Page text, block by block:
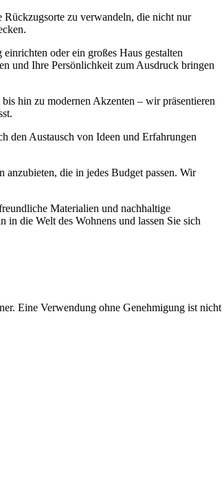
zu verwandeln, die nicht nur
oder ein großes Haus gestalten
und Ihre Persönlichkeit zum Ausdruck bringen
hin zu modernen Akzenten – wir präsentieren
den Austausch von Ideen und Erfahrungen
anzubieten, die in jedes Budget passen. Wir
Materialien und nachhaltige
in die Welt des Wohnens und lassen Sie sich
Eine Verwendung ohne Genehmigung ist nicht